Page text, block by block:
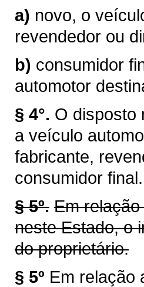
a) novo, o
revendedor ou
b) consumidor
automotor
§ 4°. O disposto
a veículo
fabricante,
consumidor final.
§ 5º. Em
neste Estado, o
do proprietário.
§ 5º Em relação